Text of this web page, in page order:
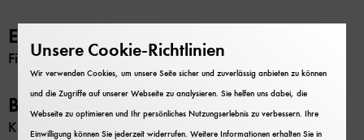
Erschließung
Findbuch
Beschränkung
Keine
Unsere Cookie-Richtlinien
Wir verwenden Cookies, um unsere Seite sicher und zuverlässig anbieten zu können
und die Zugriffe auf unserer Webseite zu analysieren. Sie helfen uns dabei, die
Webseite zu optimieren und Ihr persönliches Nutzungserlebnis zu verbessern. Ihre
Einwilligung können Sie jederzeit widerrufen. Weitere Informationen erhalten Sie in